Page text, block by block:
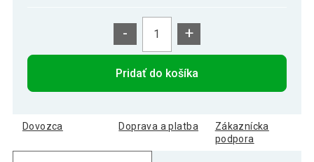
- +
Pridať do košíka
Dovozca Doprava a platba
Zákaznícka
podpora